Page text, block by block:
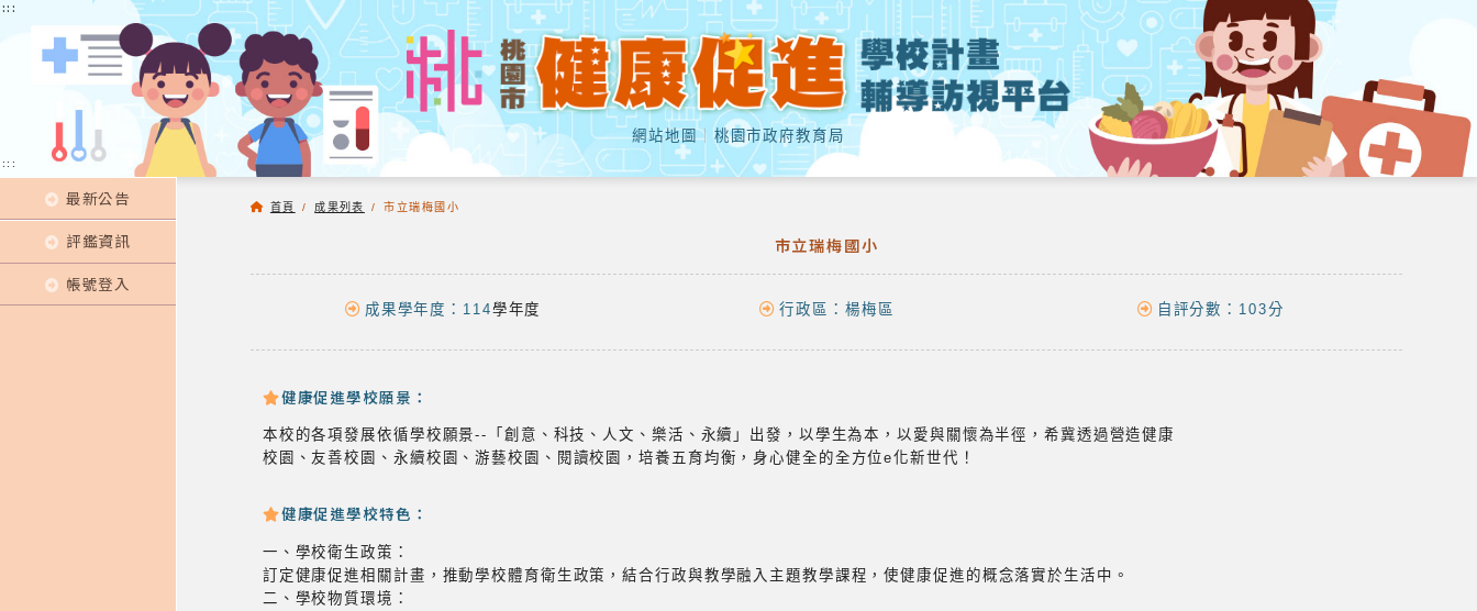
:::
網站地圖｜ 桃園市政府教育局
:::
最新公告
評鑑資訊
帳號登入
首頁 /成果列表 / 市立瑞梅國小
市立瑞梅國小
成果學年度：114學年度 行政區： 楊梅區 自評分數： 103分
健康促進學校願景：
本校的各項發展依循學校願景--「創意、科技、人文、樂活、永續」出發，以學生為本，以愛與關懷為半徑，希冀透過營造健康
校園、友善校園、永續校園、游藝校園、閱讀校園，培養五育均衡，身心健全的全方位e化新世代！
健康促進學校特色：
一、學校衛生政策：
訂定健康促進相關計畫，推動學校體育衛生政策，結合行政與教學融入主題教學課程，使健康促進的概念落實於生活中。
二、學校物質環境：
:::